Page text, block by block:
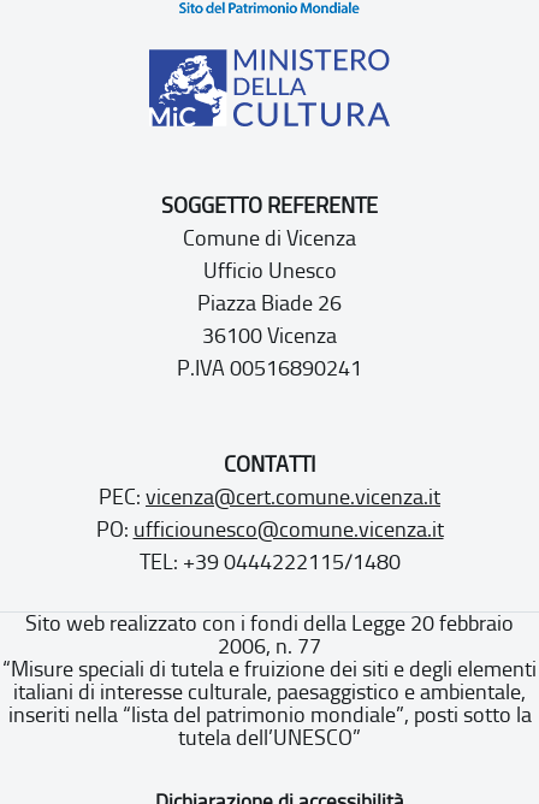
SOGGETTO REFERENTE
Comune di Vicenza
Ufficio Unesco
Piazza Biade 26
36100 Vicenza
P.IVA 00516890241
CONTATTI
PEC: vicenza@cert.comune.vicenza.it
PO: ufficiounesco@comune.vicenza.it
TEL: +39 0444222115/1480
Sito web realizzato con i fondi della Legge 20 febbraio
2006, n. 77
“Misure speciali di tutela e fruizione dei siti e degli elementi
italiani di interesse culturale, paesaggistico e ambientale,
inseriti nella “lista del patrimonio mondiale”, posti sotto la
tutela dell’UNESCO”